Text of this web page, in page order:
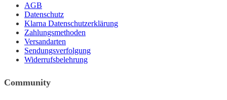
AGB
Datenschutz
Klarna Datenschutzerklärung
Zahlungsmethoden
Versandarten
Sendungsverfolgung
Widerrufsbelehrung
Community